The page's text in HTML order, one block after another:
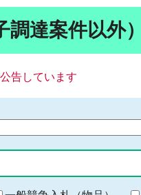
達案件以外）
告しています